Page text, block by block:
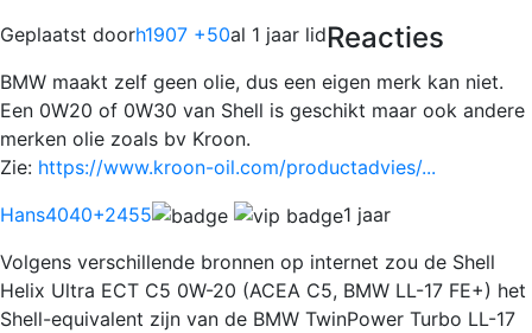
Geplaatst doorh1907 +50al 1 jaar lidReacties
BMW maakt zelf geen olie, dus een eigen merk kan niet.
Een 0W20 of 0W30 van Shell is geschikt maar ook andere
merken olie zoals bv Kroon.
Zie: https://www.kroon-oil.com/productadvies/...
Hans4040+2455
1 jaar
Volgens verschillende bronnen op internet zou de Shell
Helix Ultra ECT C5 0W-20 (ACEA C5, BMW LL-17 FE+) het
Shell-equivalent zijn van de BMW TwinPower Turbo LL-17